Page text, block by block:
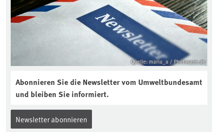
Quelle: maria_a / Photocase.de
Abonnieren Sie die Newsletter vom Umweltbundesamt
und bleiben Sie informiert.
Newsletter abonnieren